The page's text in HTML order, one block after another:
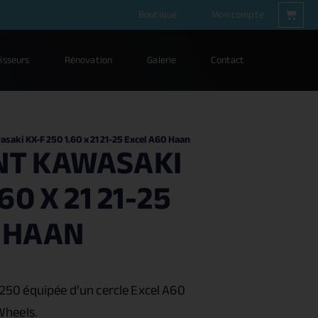
Boutique Mon compte
Rénovation Galerie Contact
KX-F 250 1.60 x 21 21-25 Excel A60 Haan
KAWASAKI
X 21 21-25
équipée d’un cercle Excel A60